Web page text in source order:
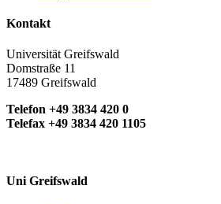
Kontakt
Universität Greifswald
Domstraße 11
17489 Greifswald
Telefon +49 3834 420 0
Telefax +49 3834 420 1105
Uni Greifswald